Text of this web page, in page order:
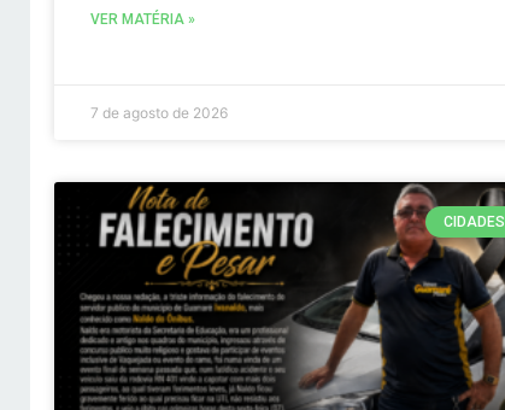
VER MATÉRIA »
7 de agosto de 2026
CIDADES